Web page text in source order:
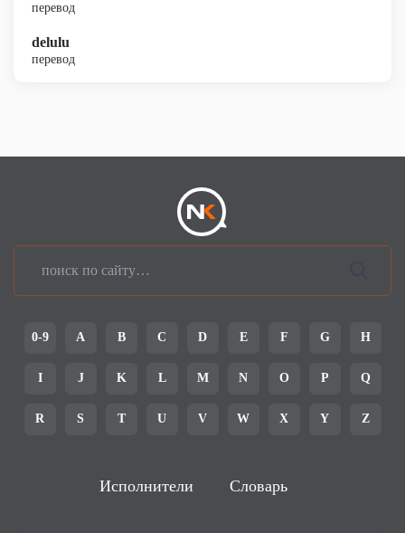
перевод
delulu
перевод
0-9 A B C D E F G H
I J K L M N O P Q
R S T U V W X Y Z
Исполнители Словарь